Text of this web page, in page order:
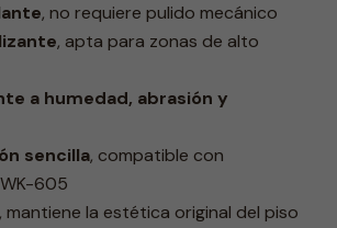
, no requiere pulido mecánico
, apta para zonas de alto
a humedad, abrasión y
sencilla, compatible con
605
, mantiene la estética original del piso